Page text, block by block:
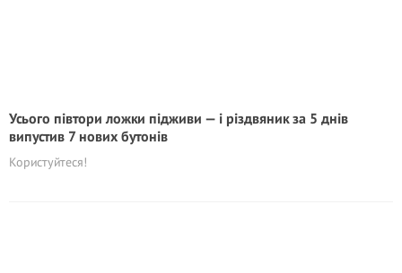
Усього півтори ложки підживи — і різдвяник за 5 днів
випустив 7 нових бутонів
Користуйтеся!